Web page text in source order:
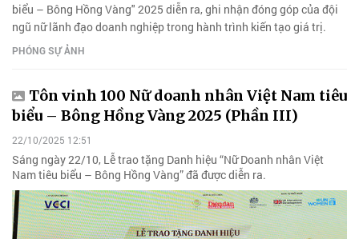
biểu – Bông Hồng Vàng" 2025 diễn ra, ghi nhận đóng góp của đội
ngũ nữ lãnh đạo doanh nghiệp trong hành trình kiến tạo giá trị.
PHÓNG SỰ ẢNH
Tôn vinh 100 Nữ doanh nhân Việt Nam tiêu
biểu – Bông Hồng Vàng 2025 (Phần III)
22/10/2025 12:51
Sáng ngày 22/10, Lễ trao tặng Danh hiệu “Nữ Doanh nhân Việt
Nam tiêu biểu – Bông Hồng Vàng” đã được diễn ra.